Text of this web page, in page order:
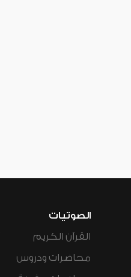
الصوتيات
القرآن الكريم
محاضرات ودروس